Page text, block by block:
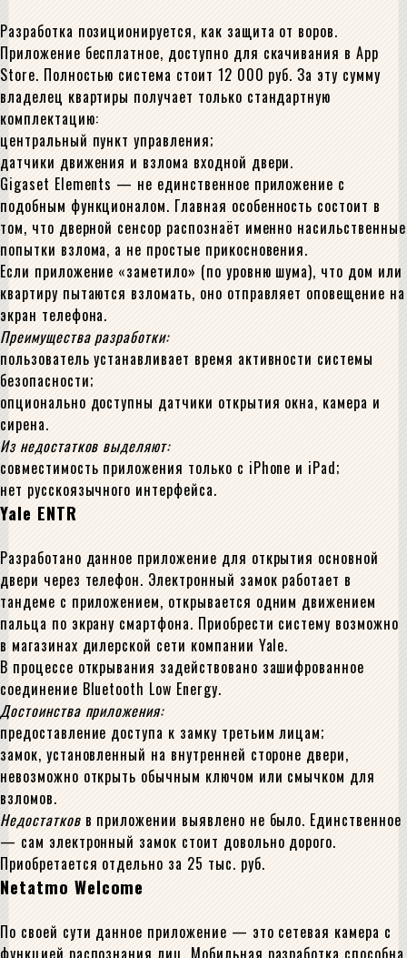
Разработка позиционируется, как защита от воров.
Приложение бесплатное, доступно для скачивания в App
Store. Полностью система стоит 12 000 руб. За эту сумму
владелец квартиры получает только стандартную
комплектацию:
центральный пункт управления;
датчики движения и взлома входной двери.
Gigaset Elements — не единственное приложение с
подобным функционалом. Главная особенность состоит в
том, что дверной сенсор распознаёт именно насильственные
попытки взлома, а не простые прикосновения.
Если приложение «заметило» (по уровню шума), что дом или
квартиру пытаются взломать, оно отправляет оповещение на
экран телефона.
Преимущества разработки:
пользователь устанавливает время активности системы
безопасности;
опционально доступны датчики открытия окна, камера и
сирена.
Из недостатков выделяют:
совместимость приложения только с iPhone и iPad;
нет русскоязычного интерфейса.
Yale ENTR
Разработано данное приложение для открытия основной
двери через телефон. Электронный замок работает в
тандеме с приложением, открывается одним движением
пальца по экрану смартфона. Приобрести систему возможно
в магазинах дилерской сети компании Yale.
В процессе открывания задействовано зашифрованное
соединение Bluetooth Low Energy.
Достоинства приложения:
предоставление доступа к замку третьим лицам;
замок, установленный на внутренней стороне двери,
невозможно открыть обычным ключом или смычком для
взломов.
Недостатковв приложении выявлено не было. Единственное
— сам электронный замок стоит довольно дорого.
Приобретается отдельно за 25 тыс. руб.
Netatmo Welcome
По своей сути данное приложение — это сетевая камера с
функцией распознания лиц. Мобильная разработка способна